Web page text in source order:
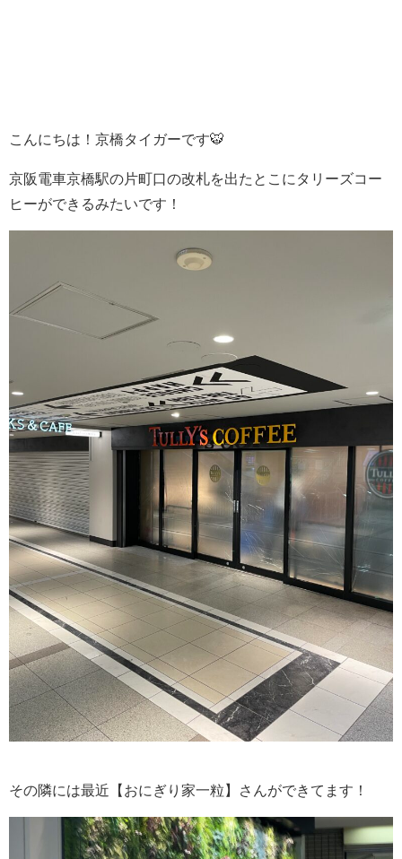
こんにちは！京橋タイガーです🐯
京阪電車京橋駅の片町口の改札を出たとこにタリーズコー
ヒーができるみたいです！
その隣には最近【 おにぎり家一粒 】さんができてます！